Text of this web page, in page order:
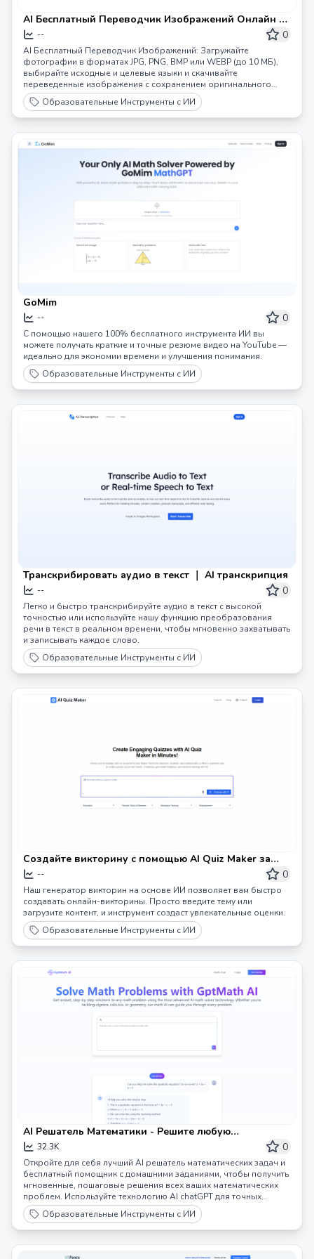
AI Бесплатный Переводчик Изображений Онлайн -
Мгновенно Переводите Текст на Фотографиях |
ImageTranslator
-- 0
AI Бесплатный Переводчик Изображений: Загружайте
фотографии в форматах JPG, PNG, BMP или WEBP (до 10 МБ),
выбирайте исходные и целевые языки и скачивайте
переведенные изображения с сохранением оригинального
макета. Идеально подходит для путешественников, читающих
иностранные знаки, студентов, изучающих многоязычные
документы, или компаний, локализующих визуальные
Образовательные Инструменты с ИИ
GoMim
-- 0
С помощью нашего 100% бесплатного инструмента ИИ вы
можете получать краткие и точные резюме видео на YouTube —
идеально для экономии времени и улучшения понимания.
Образовательные Инструменты с ИИ
Транскрибировать аудио в текст ｜ AI транскрипция
-- 0
Легко и быстро транскрибируйте аудио в текст с высокой
точностью или используйте нашу функцию преобразования
речи в текст в реальном времени, чтобы мгновенно захватывать
и записывать каждое слово.
Образовательные Инструменты с ИИ
Создайте викторину с помощью AI Quiz Maker за
считанные минуты
-- 0
Наш генератор викторин на основе ИИ позволяет вам быстро
создавать онлайн-викторины. Просто введите тему или
загрузите контент, и инструмент создаст увлекательные оценки.
Образовательные Инструменты с ИИ
AI Решатель Математики - Решите любую
математическую задачу мгновенно с помощью
GptMath AI
32.3K 0
Откройте для себя лучший AI решатель математических задач и
бесплатный помощник с домашними заданиями, чтобы получить
мгновенные, пошаговые решения всех ваших математических
проблем. Используйте технологию AI chatGPT для точных
ответов, от алгебры доCalculus.
Образовательные Инструменты с ИИ